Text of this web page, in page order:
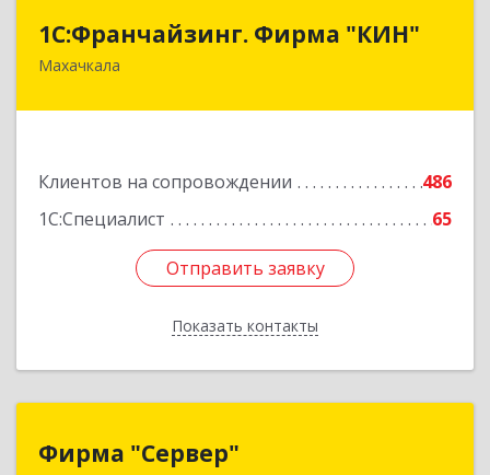
1С:Франчайзинг. Фирма "КИН"
Махачкала
Клиентов на сопровождении
486
1С:Специалист
65
Отправить заявку
Показать контакты
1С:Франчайзинг. Фирма "КИН"
367030, Дагестан Респ, Махачкала г, И.Казака
Отправить заявку
Назад
Фирма "Сервер"